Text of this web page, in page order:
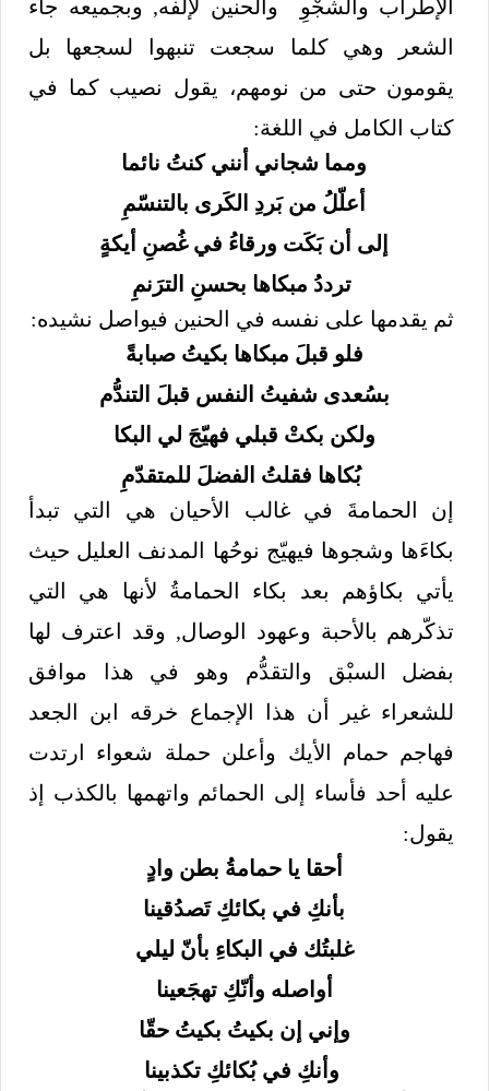
الإطراب والشجْوِ والحنين لإلفه, وبجميعه جاء
الشعر وهي كلما سجعت تنبهوا لسجعها بل
يقومون حتى من نومهم، يقول نصيب كما في
كتاب الكامل في اللغة:
ومما شجاني أنني كنتُ نائما
أعلّلُ من بَردِ الكَرى بالتنسّمِ
إلى أن بَكَت ورقاءُ في غُصنِ أيكةٍ
ترددُ مبكاها بحسنِ الترَنمِ
ثم يقدمها على نفسه في الحنين فيواصل نشيده:
فلو قبلَ مبكاها بكيتُ صبابةً
بسُعدى شفيتُ النفس قبلَ التندُّم
ولكن بكتْ قبلي فهيّجَ لي البكا
بُكاها فقلتُ الفضلَ للمتقدّمِ
إن الحمامةَ في غالب الأحيان هي التي تبدأ
بكاءَها وشجوها فيهيّج نوحُها المدنف العليل حيث
يأتي بكاؤهم بعد بكاء الحمامةُ لأنها هي التي
تذكّرهم بالأحبة وعهود الوصال, وقد اعترف لها
بفضل السبْق والتقدُّم وهو في هذا موافق
للشعراء غير أن هذا الإجماع خرقه ابن الجعد
فهاجم حمام الأيك وأعلن حملة شعواء ارتدت
عليه أحد فأساء إلى الحمائم واتهمها بالكذب إذ
يقول:
أحقا يا حمامةُ بطن وادٍ
بأنكِ في بكائكِ تَصدُقينا
غلبتُك في البكاءِ بأنّ ليلي
أواصله وأنّكِ تهجَعينا
وإني إن بكيتُ بكيتُ حقّا
وأنكِ في بُكائكِ تكذبينا